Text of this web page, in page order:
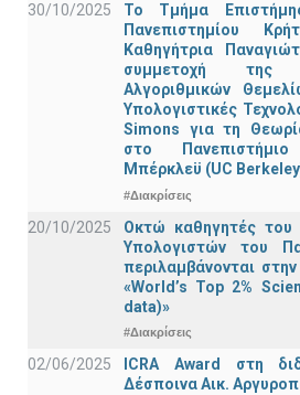
30/10/2025
Το Τμήμα
Πανεπιστημίου
Καθηγήτρια
συμμετοχή της
Αλγοριθμικών
Υπολογιστικές
Simons για τη
στο
Μπέρκλεϋ (UC
#Διακρίσεις
20/10/2025
Οκτώ καθηγητές του
Υπολογιστών του
περιλαμβάνονται
«World’s Top 2%
data)»
#Διακρίσεις
02/06/2025
ICRA Award στη
Δέσποινα Αικ.